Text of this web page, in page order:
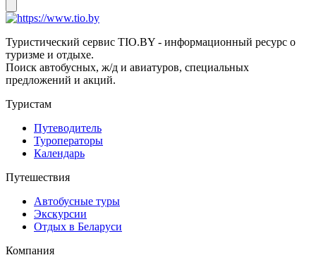
Туристический сервис TIO.BY - информационный ресурс о
туризме и отдыхе.
Поиск автобусных, ж/д и авиатуров, специальных
предложений и акций.
Туристам
Путеводитель
Туроператоры
Календарь
Путешествия
Автобусные туры
Экскурсии
Отдых в Беларуси
Компания